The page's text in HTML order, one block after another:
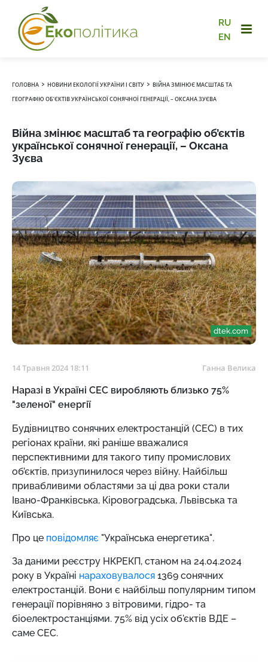
RU
EN
ГОЛОВНА › НОВИНИ ЕКОЛОГІЇ УКРАЇНИ І СВІТУ › ВІЙНА ЗМІНЮЄ МАСШТАБ ТА
ГЕОГРАФІЮ ОБ’ЄКТІВ УКРАЇНСЬКОЇ СОНЯЧНОЇ ГЕНЕРАЦІЇ, – ОКСАНА ЗУЄВА
Війна змінює масштаб та географію об’єктів
української сонячної генерації, – Оксана
Зуєва
dtek.com
14 Травня 2024 18:11 Ганна Велика
Наразі в Україні СЕС виробляють близько 75%
"зеленої" енергії
Будівництво сонячних електростанцій (СЕС) в тих
регіонах країни, які раніше вважалися
перспективними для такого типу промислових
об’єктів, призупинилося через війну. Найбільш
привабливими областями за ці два роки стали
Івано-Франківська, Кіровоградська, Львівська та
Київська.
Про це повідомляє "Українська енергетика".
За даними реєстру НКРЕКП, станом на 24.04.2024
року в Україні нараховувалося 1369 сонячних
електростанцій. Вони є найбільш популярним типом
генерації порівняно з вітровими, гідро- та
біоелектростанціями. 75% від усіх об'єктів ВДЕ –
саме СЕС.